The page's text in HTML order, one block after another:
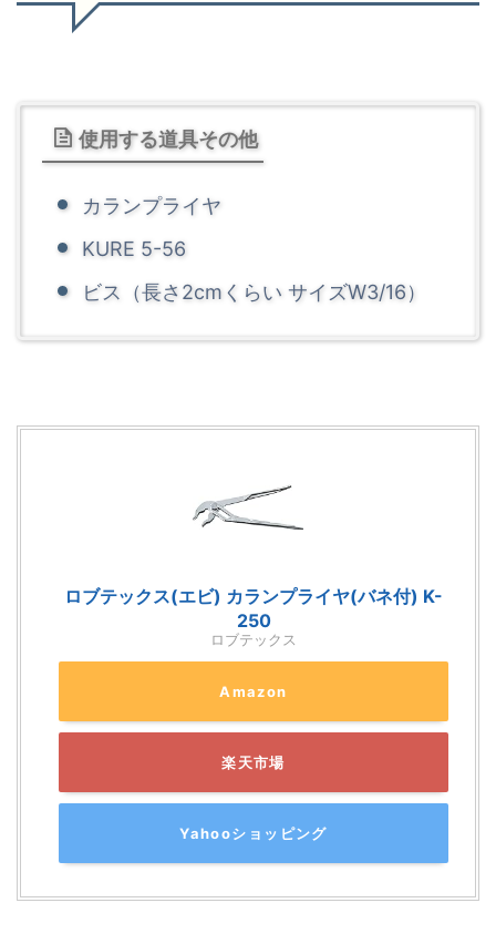
使用する道具その他
カランプライヤ
KURE 5-56
ビス（長さ2cmくらい サイズW3/16）
ロブテックス(エビ) カランプライヤ(バネ付) K-
250
ロブテックス
Amazon
楽天市場
Yahooショッピング